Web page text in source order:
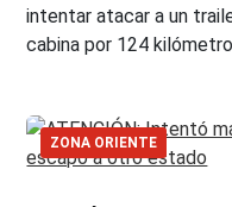
intentar atacar a un
cabina por 124
ZONA ORIENTE